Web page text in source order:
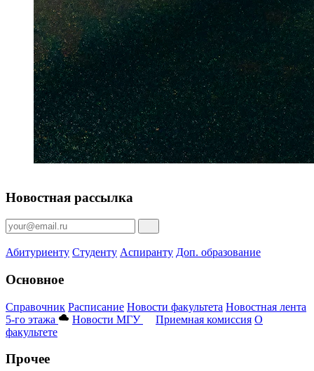
Новостная рассылка
Абитуриенту Студенту Аспиранту Доп. образование
Основное
Справочник Расписание Новости факультета Новостная лента
5-го этажа
Новости МГУ Приемная комиссия О
факультете
Прочее